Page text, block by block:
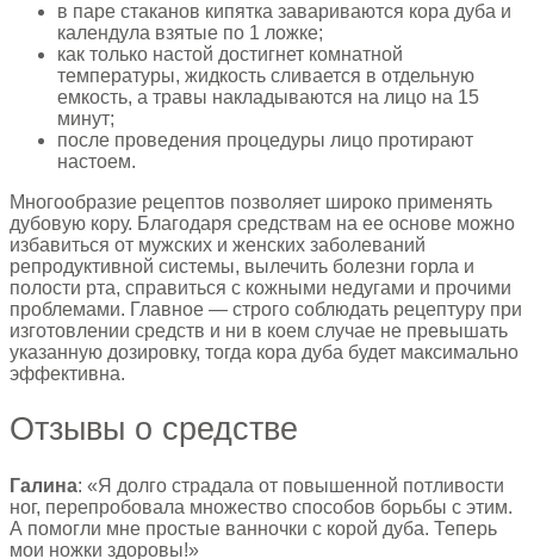
в паре стаканов кипятка завариваются кора дуба и
календула взятые по 1 ложке;
как только настой достигнет комнатной
температуры, жидкость сливается в отдельную
емкость, а травы накладываются на лицо на 15
минут;
после проведения процедуры лицо протирают
настоем.
Многообразие рецептов позволяет широко применять
дубовую кору. Благодаря средствам на ее основе можно
избавиться от мужских и женских заболеваний
репродуктивной системы, вылечить болезни горла и
полости рта, справиться с кожными недугами и прочими
проблемами. Главное — строго соблюдать рецептуру при
изготовлении средств и ни в коем случае не превышать
указанную дозировку, тогда кора дуба будет максимально
эффективна.
Отзывы о средстве
Галина: «Я долго страдала от повышенной потливости
ног, перепробовала множество способов борьбы с этим.
А помогли мне простые ванночки с корой дуба. Теперь
мои ножки здоровы!»